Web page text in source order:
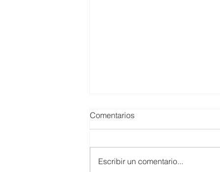
Comentarios
Escribir un comentario...